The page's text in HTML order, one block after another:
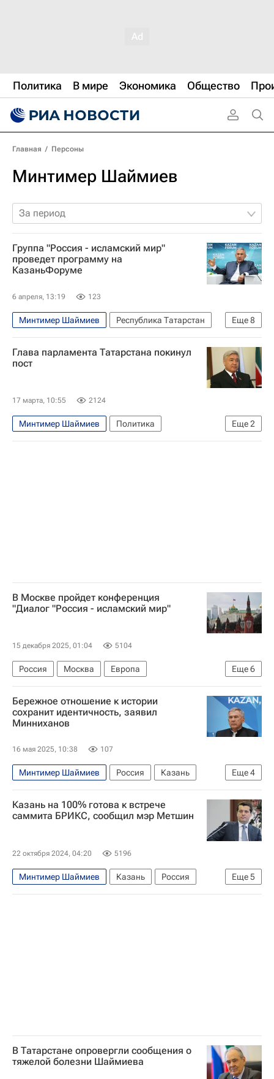
Политика В мире Экономика Общество
Главная / Персоны
Минтимер Шаймиев
За период
Группа "Россия - исламский мир"
проведет программу на
КазаньФоруме
6 апреля, 13:19 123
Еще8
Минтимер Шаймиев
Республика Татарстан
Россия
Казань
Москва
Рустам Минниханов
Евгений Примаков
Евразийский экономический союз
Глава парламента Татарстана покинул
пост
17 марта, 10:55 2124
Еще2
Минтимер Шаймиев
Политика
Фарид Мухаметшин
Рустам Минниханов
В Москве пройдет конференция
"Диалог "Россия - исламский мир"
15 декабря 2025, 01:04 5104
Еще6
Россия Москва
Европа
Рустам Минниханов
Магомедсалам Магомедов
Казем Джалали
Российская академия наук
Республика Татарстан
Бережное отношение к истории
сохранит идентичность, заявил
Минниханов
16 мая 2025, 10:38 107
Еще4
Минтимер Шаймиев Россия
Казань
Москва
Рустам Минниханов
Евгений Примаков
Республика Татарстан
Казань на 100% готова к встрече
саммита БРИКС, сообщил мэр Метшин
22 октября 2024, 04:20 5196
Еще5
Минтимер Шаймиев Казань
Россия
Китай
Ильсур Метшин
В Татарстане опровергли сообщения о
тяжелой болезни Шаймиева